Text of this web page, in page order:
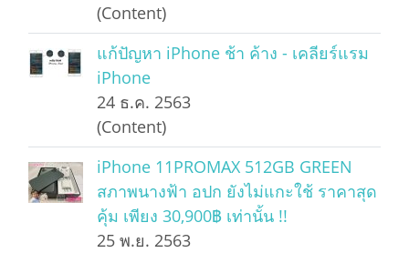
(Content)
แก้ปัญหา iPhone ช้า ค้าง - เคลียร์แรม
iPhone
24 ธ.ค. 2563
(Content)
iPhone 11PROMAX 512GB GREEN
สภาพนางฟ้า อปก ยังไม่แกะใช้ ราคาสุด
คุ้ม เพียง 30,900฿ เท่านั้น !!
25 พ.ย. 2563